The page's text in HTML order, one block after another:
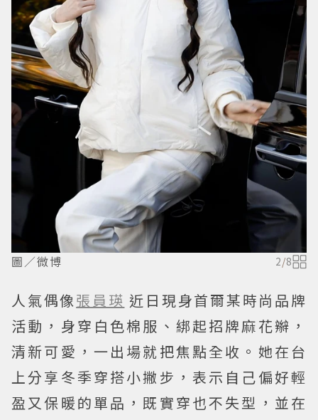
圖／微博 2/8
人氣偶像張員瑛 近日現身首爾某時尚品牌
活動，身穿白色棉服、綁起招牌麻花辮，
清新可愛，一出場就把焦點全收。她在台
上分享冬季穿搭小撇步，表示自己偏好輕
盈又保暖的單品，既實穿也不失型，並在